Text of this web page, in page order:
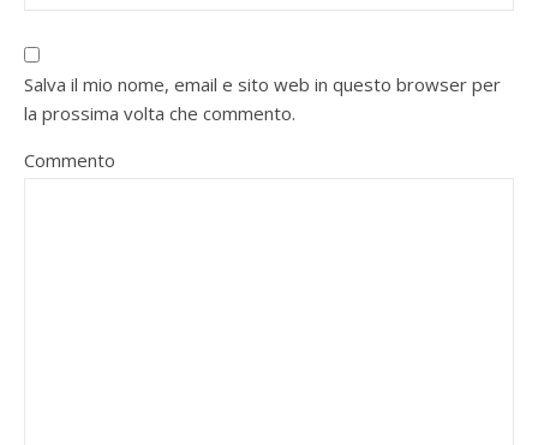
Salva il mio nome, email e sito web in questo browser per
la prossima volta che commento.
Commento